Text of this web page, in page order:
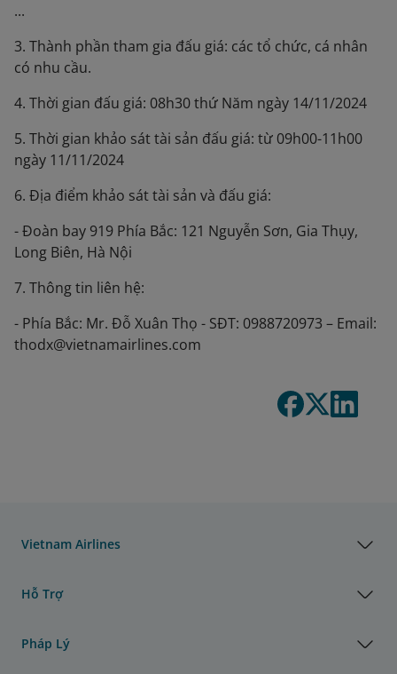
...
3. Thành phần tham gia đấu giá: các tổ chức, cá nhân
có nhu cầu.
4. Thời gian đấu giá: 08h30 thứ Năm ngày 14/11/2024
5. Thời gian khảo sát tài sản đấu giá: từ 09h00-11h00
ngày 11/11/2024
6. Địa điểm khảo sát tài sản và đấu giá:
- Đoàn bay 919 Phía Bắc: 121 Nguyễn Sơn, Gia Thụy,
Long Biên, Hà Nội
7. Thông tin liên hệ:
- Phía Bắc: Mr. Đỗ Xuân Thọ - SĐT: 0988720973 – Email:
thodx@vietnamairlines.com
Vietnam Airlines
Hỗ Trợ
Pháp Lý